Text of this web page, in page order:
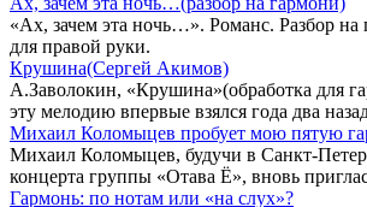
«Ах, зачем эта ночь…». Романс. Разбор
для правой руки.
Крушина(Сергей Акимов)
А.Заволокин, «Крушина»(обработка для
эту мелодию впервые взялся года два
Михаил Коломыцев пробует мою пятую
Михаил Коломыцев, будучи в Санкт-
концерта группы «Отава Ё», вновь
Гармонь: по нотам или «на слух»?